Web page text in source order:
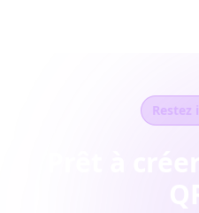
Restez